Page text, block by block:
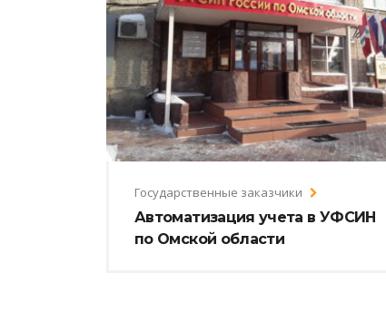
Государственные заказчики
Автоматизация учета в УФСИН
по Омской области